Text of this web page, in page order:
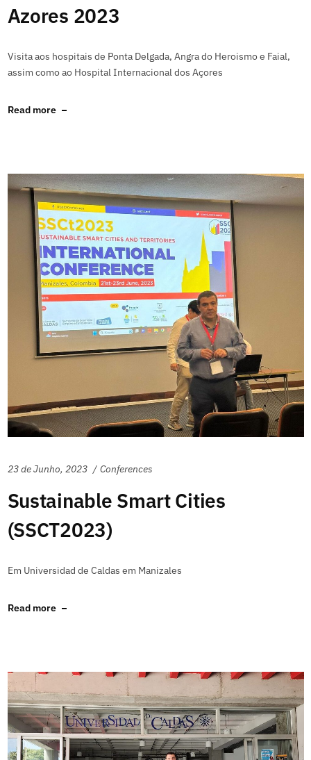
Azores 2023
Visita aos hospitais de Ponta Delgada, Angra do Heroismo e Faial,
assim como ao Hospital Internacional dos Açores
Read more
23 de Junho, 2023 Conferences
Sustainable Smart Cities
(SSCT2023)
Em Universidad de Caldas em Manizales
Read more